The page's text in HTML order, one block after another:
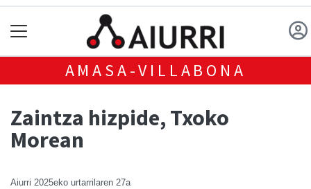
AMASA-VILLABONA
Zaintza hizpide, Txoko
Morean
Aiurri 2025eko urtarrilaren 27a